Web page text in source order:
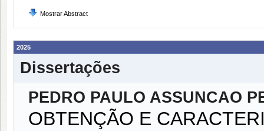
Mostrar Abstract
2025
Dissertações
PEDRO PAULO ASSUNCAO
OBTENÇÃO E